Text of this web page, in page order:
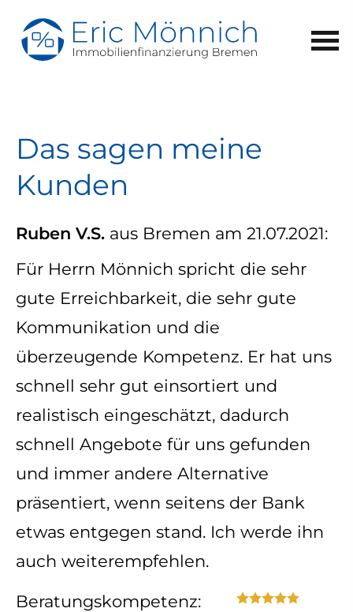
Das sagen meine
Kunden
Ruben V.S. aus Bremen am 21.07.2021:
Für Herrn Mönnich spricht die sehr
gute Erreichbarkeit, die sehr gute
Kommunikation und die
überzeugende Kompetenz. Er hat uns
schnell sehr gut einsortiert und
realistisch eingeschätzt, dadurch
schnell Angebote für uns gefunden
und immer andere Alternative
präsentiert, wenn seitens der Bank
etwas entgegen stand. Ich werde ihn
auch weiterempfehlen.
Beratungskompetenz: